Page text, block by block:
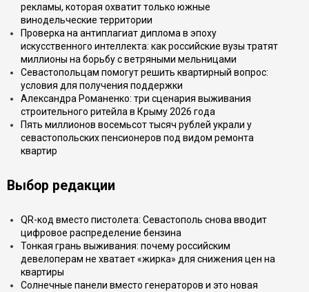
рекламы, которая охватит только южные
винодельческие территории
Проверка на антиплагиат диплома в эпоху
искусственного интеллекта: как российские вузы тратят
миллионы на борьбу с ветряными мельницами
Севастопольцам помогут решить квартирный вопрос:
условия для получения поддержки
Александра Романенко: три сценария выживания
строительного ритейла в Крыму 2026 года
Пять миллионов восемьсот тысяч рублей украли у
севастопольских пенсионеров под видом ремонта
квартир
Выбор редакции
QR-код вместо пистолета: Севастополь снова вводит
цифровое распределение бензина
Тонкая грань выживания: почему российским
девелоперам не хватает «жирка» для снижения цен на
квартиры
Солнечные панели вместо генераторов и это новая